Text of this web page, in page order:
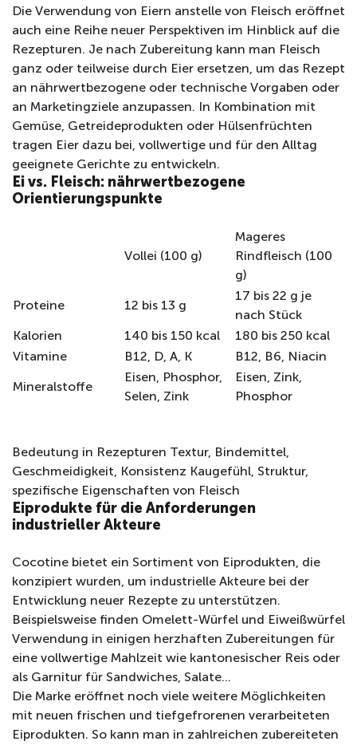
Die Verwendung von Eiern anstelle von Fleisch eröffnet
auch eine Reihe neuer Perspektiven im Hinblick auf die
Rezepturen. Je nach Zubereitung kann man Fleisch
ganz oder teilweise durch Eier ersetzen, um das Rezept
an nährwertbezogene oder technische Vorgaben oder
an Marketingziele anzupassen. In Kombination mit
Gemüse, Getreideprodukten oder Hülsenfrüchten
tragen Eier dazu bei, vollwertige und für den Alltag
geeignete Gerichte zu entwickeln.
Ei vs. Fleisch: nährwertbezogene
Orientierungspunkte
Vollei (100 g)
Mageres
Rindfleisch (100
g)
Proteine
12 bis 13 g
17 bis 22 g je
nach Stück
Kalorien
140 bis 150 kcal
180 bis 250 kcal
Vitamine
B12, D, A, K
B12, B6, Niacin
Mineralstoffe
Eisen, Phosphor,
Selen, Zink
Eisen, Zink,
Phosphor
Bedeutung in Rezepturen Textur, Bindemittel,
Geschmeidigkeit, Konsistenz Kaugefühl, Struktur,
spezifische Eigenschaften von Fleisch
Eiprodukte für die Anforderungen
industrieller Akteure
Cocotine bietet ein Sortiment von Eiprodukten, die
konzipiert wurden, um industrielle Akteure bei der
Entwicklung neuer Rezepte zu unterstützen.
Beispielsweise finden Omelett-Würfel und Eiweißwürfel
Verwendung in einigen herzhaften Zubereitungen für
eine vollwertige Mahlzeit wie kantonesischer Reis oder
als Garnitur für Sandwiches, Salate…
Die Marke eröffnet noch viele weitere Möglichkeiten
mit neuen frischen und tiefgefrorenen verarbeiteten
Eiprodukten. So kann man in zahlreichen zubereiteten